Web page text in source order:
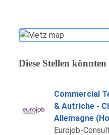
Diese Stellen
Commercial
& Autriche -
Allemagne
Eurojob-